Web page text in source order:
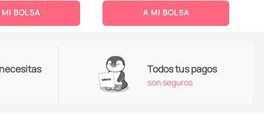
MI BOLSA A MI BOLSA
Todos tus pagos
son seguros